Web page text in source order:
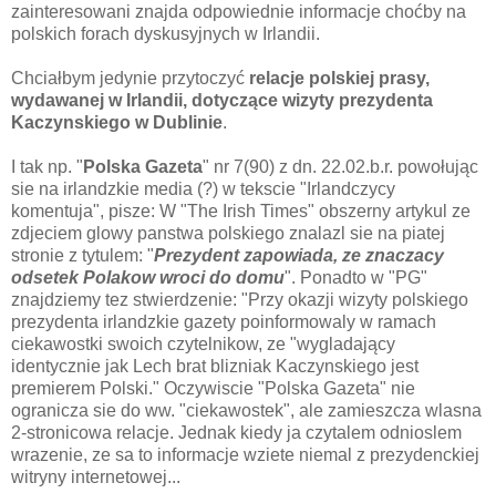
zainteresowani znajda odpowiednie informacje choćby na
polskich forach dyskusyjnych w Irlandii.
Chciałbym jedynie przytoczyć relacje polskiej prasy,
wydawanej w Irlandii, dotyczące wizyty prezydenta
Kaczynskiego w Dublinie.
I tak np. " Polska Gazeta" nr 7(90) z dn. 22.02.b.r. powołując
sie na irlandzkie media (?) w tekscie "Irlandczycy
komentuja", pisze: W "The Irish Times" obszerny artykul ze
zdjeciem glowy panstwa polskiego znalazl sie na piatej
stronie z tytulem: "Prezydent zapowiada, ze znaczacy
odsetek Polakow wroci do domu". Ponadto w "PG"
znajdziemy tez stwierdzenie: "Przy okazji wizyty polskiego
prezydenta irlandzkie gazety poinformowaly w ramach
ciekawostki swoich czytelnikow, ze "wygladający
identycznie jak Lech brat blizniak Kaczynskiego jest
premierem Polski." Oczywiscie "Polska Gazeta" nie
ogranicza sie do ww. "ciekawostek", ale zamieszcza wlasna
2-stronicowa relacje. Jednak kiedy ja czytalem odnioslem
wrazenie, ze sa to informacje wziete niemal z prezydenckiej
witryny internetowej...